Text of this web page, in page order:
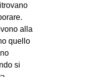
alla
quello
si